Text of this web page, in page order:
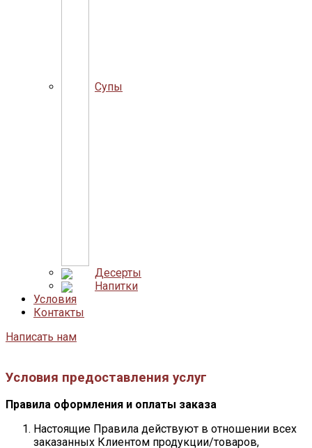
Супы
Десерты
Напитки
Условия
Контакты
Написать нам
Условия предоставления услуг
Правила оформления и оплаты заказа
Настоящие Правила действуют в отношении всех
заказанных Клиентом продукции/товаров,